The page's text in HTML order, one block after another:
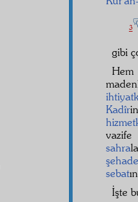
3
gibi
Hem
Kadîr
sahra
sebat
İşte